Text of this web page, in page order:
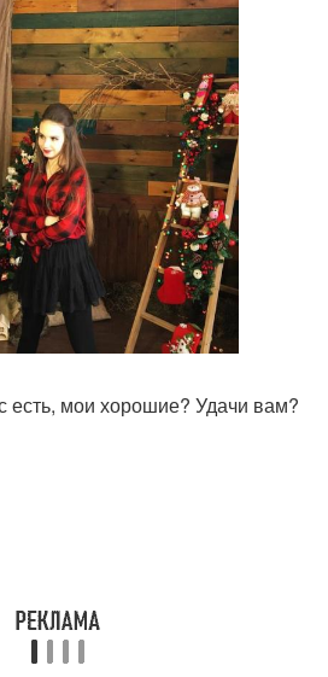
есть, мои хорошие? Удачи вам?